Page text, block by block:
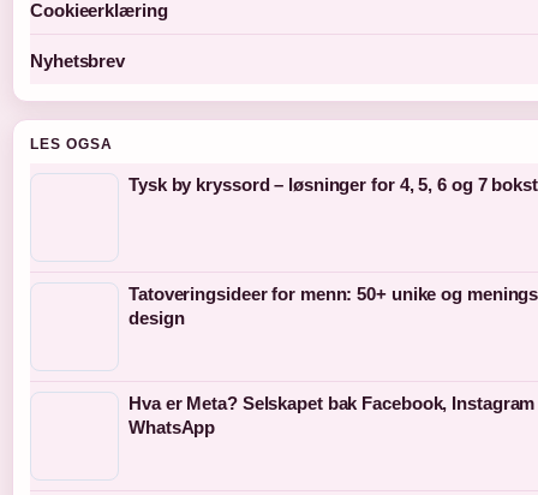
Cookieerklæring
Nyhetsbrev
LES OGSA
Tysk by kryssord – løsninger for 4, 5, 6 og 7
Tatoveringsideer for menn: 50+ unike og
design
Hva er Meta? Selskapet bak Facebook,
WhatsApp